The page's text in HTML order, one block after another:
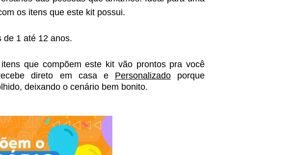
os itens que este kit possui.
de 1 até 12 anos.
que compõem este kit vão prontos pra você
direto em casa e Personalizado porque
deixando o cenário bem bonito.